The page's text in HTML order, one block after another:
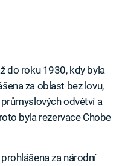
do roku 1930, kdy byla
za oblast bez lovu,
odvětví a
byla rezervace Chobe
za národní